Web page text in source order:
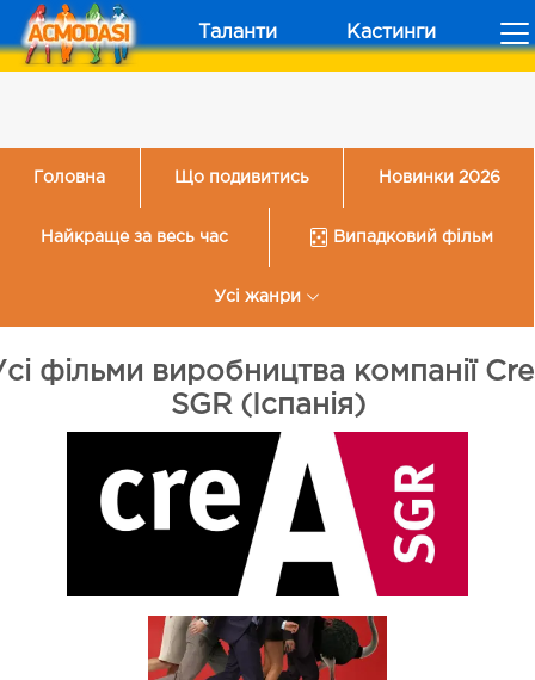
Таланти Кастинги
Головна Що подивитись Новинки 2026
Найкраще за весь час Випадковий фільм
Усі жанри
фільми виробництва компанії
SGR (Іспанія)